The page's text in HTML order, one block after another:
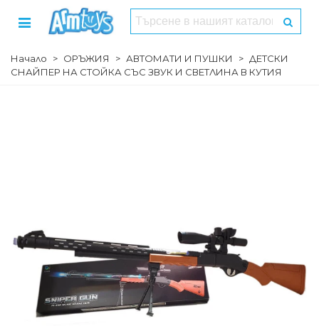
Начало > ОРЪЖИЯ > АВТОМАТИ И ПУШКИ > ДЕТСКИ
СНАЙПЕР НА СТОЙКА СЪС ЗВУК И СВЕТЛИНА В КУТИЯ